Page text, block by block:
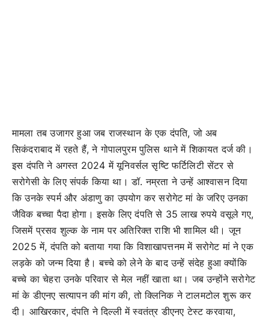
मामला तब उजागर हुआ जब राजस्थान के एक दंपति, जो अब
सिकंदराबाद में रहते हैं, ने गोपालपुरम पुलिस थाने में शिकायत दर्ज की।
इस दंपति ने अगस्त 2024 में यूनिवर्सल सृष्टि फर्टिलिटी सेंटर से
सरोगेसी के लिए संपर्क किया था। डॉ. नम्रता ने उन्हें आश्वासन दिया
कि उनके स्पर्म और अंडाणु का उपयोग कर सरोगेट मां के जरिए उनका
जैविक बच्चा पैदा होगा। इसके लिए दंपति से 35 लाख रुपये वसूले गए,
जिसमें प्रसव शुल्क के नाम पर अतिरिक्त राशि भी शामिल थी। जून
2025 में, दंपति को बताया गया कि विशाखापत्तनम में सरोगेट मां ने एक
लड़के को जन्म दिया है। बच्चे को लेने के बाद उन्हें संदेह हुआ क्योंकि
बच्चे का चेहरा उनके परिवार से मेल नहीं खाता था। जब उन्होंने सरोगेट
मां के डीएनए सत्यापन की मांग की, तो क्लिनिक ने टालमटोल शुरू कर
दी। आखिरकार, दंपति ने दिल्ली में स्वतंत्र डीएनए टेस्ट करवाया,